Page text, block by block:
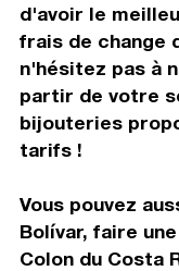
d'avoir le
frais de change
n'hésitez pas à
partir de votre
bijouteries
tarifs !
Vous pouvez
Bolívar, faire
Colon du Costa